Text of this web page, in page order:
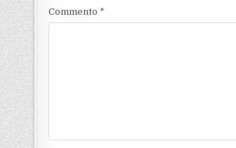
Commento *